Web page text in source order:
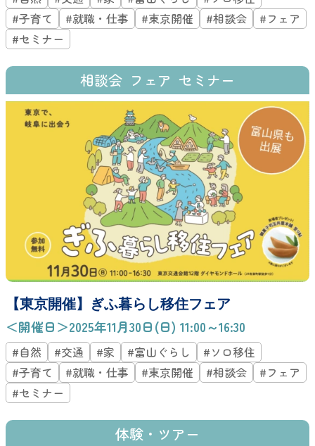
#子育て
#就職・仕事 #東京開催 #相談会
#フェア
#セミナー
相談会 フェア セミナー
【東京開催】ぎふ暮らし移住フェア
＜開催日＞2025年11月30日(日) 11:00～16:30
#自然 #交通 #家 #富山ぐらし
#ソロ移住
#子育て
#就職・仕事 #東京開催 #相談会
#フェア
#セミナー
体験・ツアー